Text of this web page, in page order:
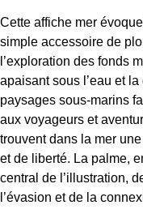
Cette affiche mer
simple accessoire de
l’exploration des fonds
apaisant sous l’eau et
paysages sous-marins
aux voyageurs et
trouvent dans la mer
et de liberté. La palme,
central de l’illustration,
l’évasion et de la